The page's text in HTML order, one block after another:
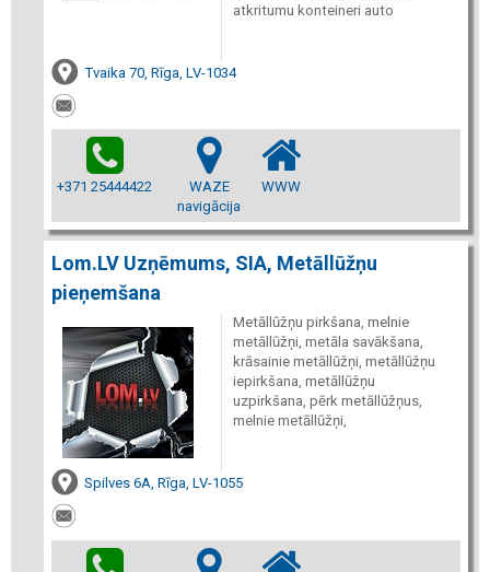
atkritumu konteineri auto
Tvaika 70, Rīga, LV-1034
+371 25444422
WAZE
navigācija
WWW
Lom.LV Uzņēmums, SIA, Metāllūžņu
pieņemšana
Metāllūžņu pirkšana, melnie
metāllūžņi, metāla savākšana,
krāsainie metāllūžņi, metāllūžņu
iepirkšana, metāllūžņu
uzpirkšana, pērk metāllūžņus,
melnie metāllūžņi,
Spilves 6A, Rīga, LV-1055